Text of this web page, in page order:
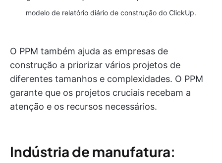
modelo de relatório diário de construção do ClickUp.
O PPM também ajuda as empresas de
construção a priorizar vários projetos de
diferentes tamanhos e complexidades. O PPM
garante que os projetos cruciais recebam a
atenção e os recursos necessários.
Indústria de manufatura: